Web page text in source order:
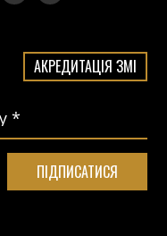
АКРЕДИТАЦІЯ ЗМІ